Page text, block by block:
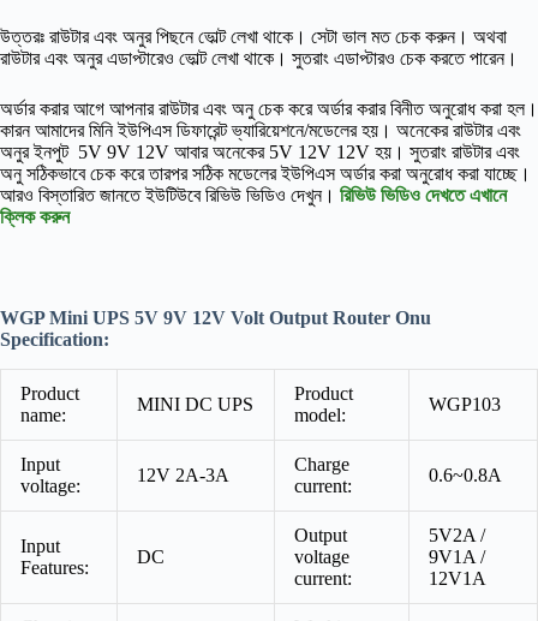
উত্তরঃ রাউটার এবং অনুর পিছনে ভোল্ট লেখা থাকে। সেটা ভাল মত চেক করুন। অথবা
রাউটার এবং অনুর এডাপ্টারেও ভোল্ট লেখা থাকে। সুতরাং এডাপ্টারও চেক করতে পারেন।
অর্ডার করার আগে আপনার রাউটার এবং অনু চেক করে অর্ডার করার বিনীত অনুরোধ করা হল।
কারন আমাদের মিনি ইউপিএস ডিফারেন্ট ভ্যারিয়েশনে/মডেলের হয়। অনেকের রাউটার এবং
অনুর ইনপুট 5V 9V 12V আবার অনেকের 5V 12V 12V হয়। সুতরাং রাউটার এবং
অনু সঠিকভাবে চেক করে তারপর সঠিক মডেলের ইউপিএস অর্ডার করা অনুরোধ করা যাচ্ছে।
আরও বিস্তারিত জানতে ইউটিউবে রিভিউ ভিডিও দেখুন। রিভিউ ভিডিও দেখতে এখানে
ক্লিক করুন
WGP Mini UPS 5V 9V 12V Volt Output Router Onu
Specification:
Product
name:
MINI DC UPS
Product
model:
WGP103
Input
voltage:
12V 2A-3A
Charge
current:
0.6~0.8A
Input
Features:
DC
Output
voltage
current:
5V2A /
9V1A /
12V1A